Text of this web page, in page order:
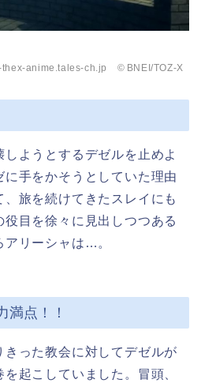
thex-anime.tales-ch.jp © BNEI/TOZ-X
ようとするデゼルを止めよ
に手をかそうとしていた理由
旅を続けてきたスレイにも
目を徐々に見出しつつある
アリーシャは…。
満点！！
った教会に対してデゼルが
起こしていました。冒頭、